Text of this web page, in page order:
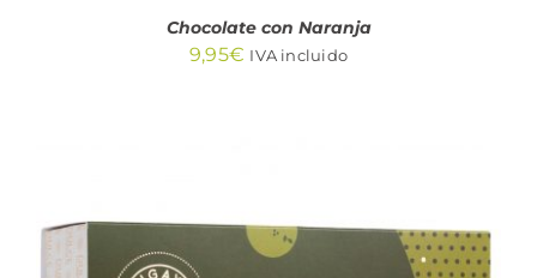
Chocolate con Naranja
9,95€ IVA incluido